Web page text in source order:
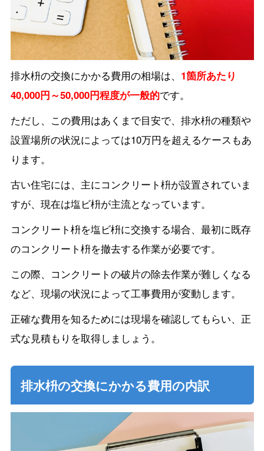
排水枡の交換にかかる費用の相場は、 1箇所あたり
40,000円～50,000円程度が一般的です。
ただし、この費用はあくまで目安で、排水枡の種類や
設置場所の状況によっては10万円を超えるケースもあ
ります。
古い住宅には、主にコンクリート枡が設置されていま
すが、現在は塩ビ枡が主流となっています。
コンクリート枡を塩ビ枡に交換する場合、最初に既存
のコンクリート枡を撤去する作業が必要です。
この際、コンクリートの破片の除去作業が難しくなる
など、現場の状況によって工事費用が変動します。
正確な費用を知るためには現場を確認してもらい、正
式な見積もりを取得しましょう。
排水枡の交換にかかる費用の内訳